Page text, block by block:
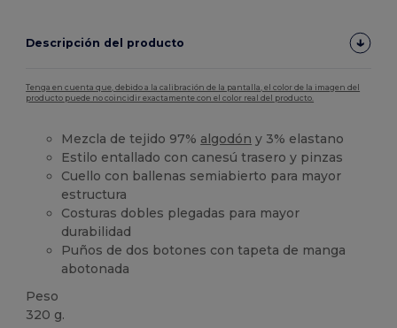
Descripción del producto
Tenga en cuenta que, debido a la calibración de la pantalla, el color de la imagen del
producto puede no coincidir exactamente con el color real del producto.
Mezcla de tejido 97% algodón y 3% elastano
Estilo entallado con canesú trasero y pinzas
Cuello con ballenas semiabierto para mayor
estructura
Costuras dobles plegadas para mayor
durabilidad
Puños de dos botones con tapeta de manga
abotonada
Peso
320 g.